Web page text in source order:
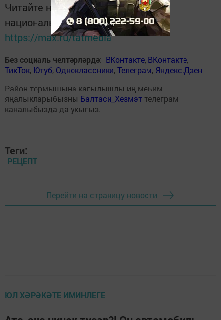
Читайте новости Татарстана в
национальном мессенджере MАХ:
https://max.ru/tatmedia
Без социаль челтәрләрдә: ВКонтакте, ВКонтакте,
ТикТок, Ютуб, Одноклассники,Телеграм, Яндекс.Дзен
Район тормышына кагылышлы иң мөһим
яңалыкларыбызны Балтаси_Хезмэт телеграм
каналыбызда да укыгыз.
Теги:
РЕЦЕПТ
Перейти на страницу новости
ЮЛ ХӘРӘКӘТЕ ИМИНЛЕГЕ